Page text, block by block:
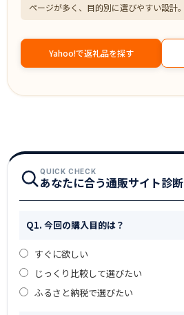
ページが多く、目的別に選びやすい設計。
Yahoo!で返礼品を探す
QUICK CHECK
あなたに合う通販サイト診断
Q1. 今回の購入目的は？
すぐに欲しい
じっくり比較して選びたい
ふるさと納税で選びたい